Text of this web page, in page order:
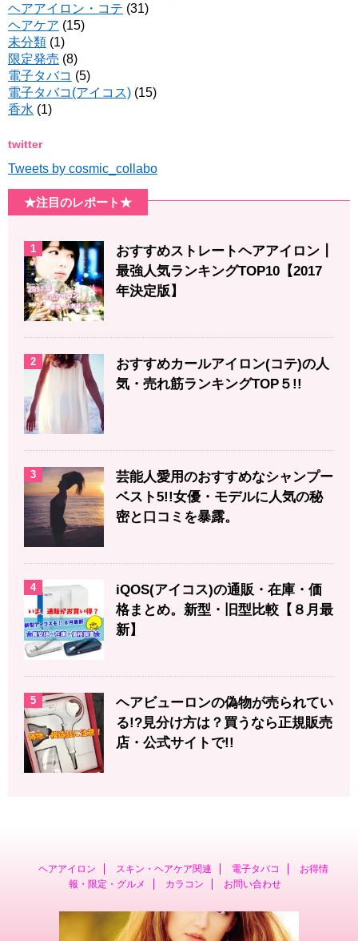
ヘアアイロン・コテ (31)
ヘアケア (15)
未分類 (1)
限定発売 (8)
電子タバコ (5)
電子タバコ(アイコス) (15)
香水 (1)
twitter
Tweets by cosmic_collabo
★注目のレポート★
1
おすすめストレートヘアアイロン┃
最強人気ランキングTOP10【2017
年決定版】
2
おすすめカールアイロン(コテ)の人
気・売れ筋ランキングTOP５!!
3
芸能人愛用のおすすめなシャンプー
ベスト5!!女優・モデルに人気の秘
密と口コミを暴露。
4
iQOS(アイコス)の通販・在庫・価
格まとめ。新型・旧型比較【８月最
新】
5
ヘアビューロンの偽物が売られてい
る!?見分け方は？買うなら正規販売
店・公式サイトで!!
ヘアアイロン スキン・ヘアケア関連 電子タバコ
お得情
報・限定・グルメ
カラコン お問い合わせ